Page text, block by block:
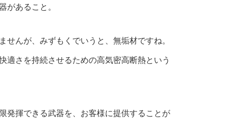
があること。
せんが、みずもくでいうと、無垢材ですね。
適さを持続させるための高気密高断熱という
発揮できる武器を、お客様に提供することが